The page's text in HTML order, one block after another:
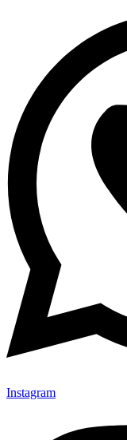
Instagram